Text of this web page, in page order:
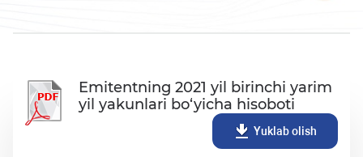
Emitentning 2021 yil birinchi yarim
yil yakunlari bo‘yicha hisoboti
Yuklab olish